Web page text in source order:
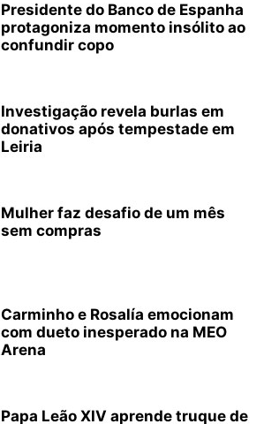
Presidente do Banco de Espanha
protagoniza momento insólito ao
confundir copo
Investigação revela burlas em
donativos após tempestade em
Leiria
Mulher faz desafio de um mês
sem compras
Carminho e Rosalía emocionam
com dueto inesperado na MEO
Arena
Papa Leão XIV aprende truque de